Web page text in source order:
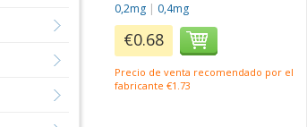
0,2mg | 0,4mg
€0.68
Precio de venta recomendado por el
fabricante €1.73